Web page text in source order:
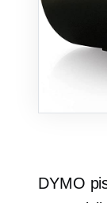
DYMO